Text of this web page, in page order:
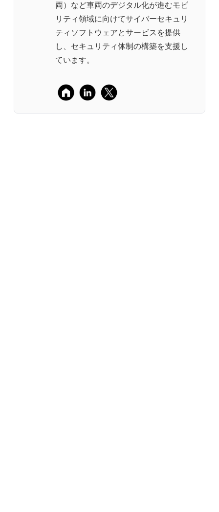
両）など車両のデジタル化が進むモビ
リティ領域に向けてサイバーセキュリ
ティソフトウェアとサービスを提供
し、セキュリティ体制の構築を支援し
ています。